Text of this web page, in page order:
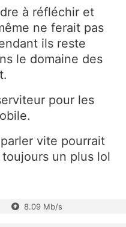
à réfléchir et
ne ferait pas
ils reste
le domaine des
pour les
vite pourrait
un plus lol
8.09 Mb/s